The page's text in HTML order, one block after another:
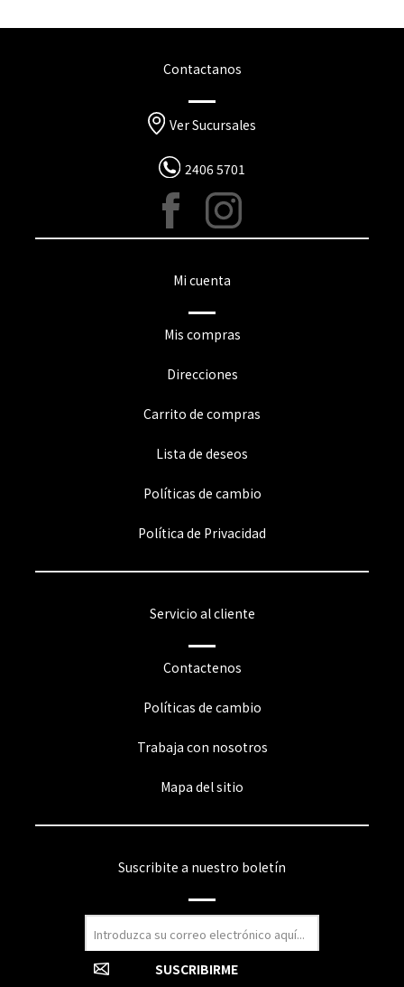
Contactanos
Ver Sucursales
2406 5701
Mi cuenta
Mis compras
Direcciones
Carrito de compras
Lista de deseos
Políticas de cambio
Política de Privacidad
Servicio al cliente
Contactenos
Políticas de cambio
Trabaja con nosotros
Mapa del sitio
Suscribite a nuestro boletín